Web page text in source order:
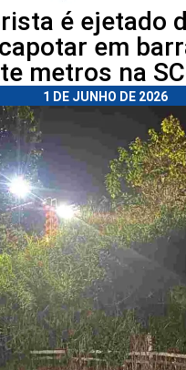
é ejetado
em
metros na
1 DE JUNHO DE 2026